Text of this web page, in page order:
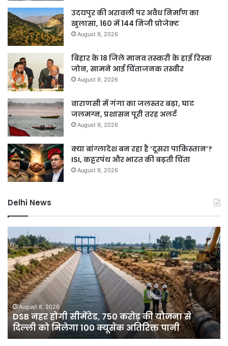
उदयपुर की अरावली पर अवैध निर्माण का
खुलासा, 160 में 144 निजी प्रोजेक्ट
August 9, 2026
बिहार के 18 जिले मानव तस्करी के हाई रिस्क
जोन, सामने आई चिंताजनक तस्वीर
August 9, 2026
वाराणसी में गंगा का जलस्तर बढ़ा, घाट
जलमग्न, प्रशासन पूरी तरह अलर्ट
August 9, 2026
क्या बांग्लादेश बन रहा है ‘दूसरा पाकिस्तान’?
ISI, कट्टरपंथ और भारत की बढ़ती चिंता
August 9, 2026
Delhi News
नहर
होगी
सीमेंटेड,
750
करोड़
की
योजना
से
दिल्ली
को
August 8, 2026
DSB नहर होगी सीमेंटेड, 750 करोड़ की योजना से
दिल्ली को मिलेगा 100 क्यूसेक अतिरिक्त पानी
में
ने
15
का
7